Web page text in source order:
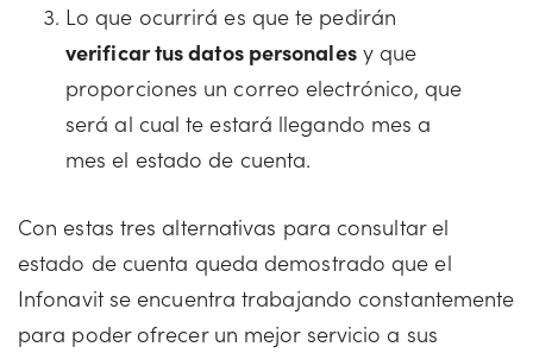
Lo que ocurrirá es que te pedirán
verificar tus datos personalesy que
proporciones un correo electrónico, que
será al cual te estará llegando mes a
mes el estado de cuenta.
Con estas tres alternativas para consultar el
estado de cuenta queda demostrado que el
Infonavit se encuentra trabajando constantemente
para poder ofrecer un mejor servicio a sus